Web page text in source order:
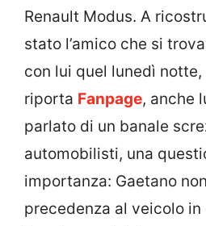
Renault Modus. A
stato l’amico che si
con lui quel lunedì
riporta Fanpage, anche
parlato di un banale
automobilisti, una
importanza: Gaetano
precedenza al veicolo in